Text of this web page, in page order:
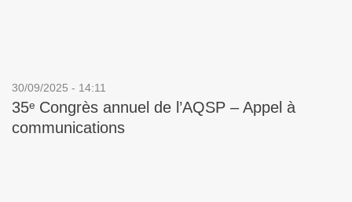
30/09/2025 - 14:11
35ᵉ Congrès annuel de l’AQSP – Appel à
communications